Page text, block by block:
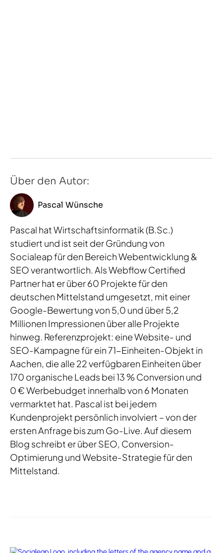
Über den Autor:
Pascal Wünsche
Pascal hat Wirtschaftsinformatik (B.Sc.)
studiert und ist seit der Gründung von
Socialeap für den Bereich Webentwicklung &
SEO verantwortlich. Als Webflow Certified
Partner hat er über 60 Projekte für den
deutschen Mittelstand umgesetzt, mit einer
Google-Bewertung von 5,0 und über 5,2
Millionen Impressionen über alle Projekte
hinweg. Referenzprojekt: eine Website- und
SEO-Kampagne für ein 71-Einheiten-Objekt in
Aachen, die alle 22 verfügbaren Einheiten über
170 organische Leads bei 13 % Conversion und
0 € Werbebudget innerhalb von 6 Monaten
vermarktet hat. Pascal ist bei jedem
Kundenprojekt persönlich involviert – von der
ersten Anfrage bis zum Go-Live. Auf diesem
Blog schreibt er über SEO, Conversion-
Optimierung und Website-Strategie für den
Mittelstand.